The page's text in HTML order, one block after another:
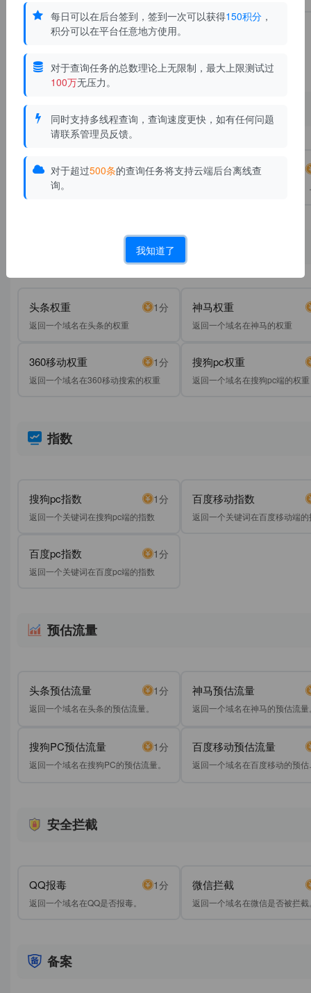
谷歌网址收录 1分
神马违禁词 1分
返回一个关键词在神马里是不是违
神马域名是否收录
头条权重 1分
返回一个域名在头条的权重
神马权重
返回一个域名在神马的权重
360移动权重 1分
返回一个域名在360移动搜索的权重
搜狗pc权重
返回一个域名在搜狗pc端的权重
指数
搜狗pc指数 1分
返回一个关键词在搜狗pc端的指数
百度移动指数
返回一个关键词在百度移动端的
百度pc指数 1分
返回一个关键词在百度pc端的指数
预估流量
头条预估流量 1分
返回一个域名在头条的预估流量。
神马预估流量
返回一个域名在神马的预估流量
搜狗PC预估流量 1分
返回一个域名在搜狗PC的预估流量。
百度移动预估流量
返回一个域名在百度移动的预估
安全拦截
QQ报毒 1分
返回一个域名在QQ是否报毒。
微信拦截
返回一个域名在微信是否被拦截
备案
每日可以在后台签到，签到一次可以获得150积分，
积分可以在平台任意地方使用。
对于查询任务的总数理论上无限制，最大上限测试过
100万无压力。
同时支持多线程查询，查询速度更快，如有任何问题
请联系管理员反馈。
对于超过500条的查询任务将支持云端后台离线查
询。
我知道了